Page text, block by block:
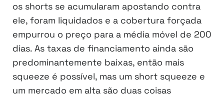
os shorts se acumularam apostando contra
ele, foram liquidados e a cobertura forçada
empurrou o preço para a média móvel de 200
dias. As taxas de financiamento ainda são
predominantemente baixas, então mais
squeeze é possível, mas um short squeeze e
um mercado em alta são duas coisas